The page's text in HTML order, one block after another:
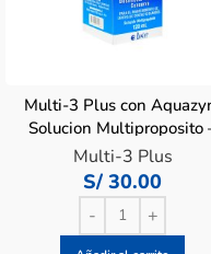
Multi-3 Plus con
Solucion Multiproposito
Frasco 120 ML
Multi-3 Plus
S/ 30.00